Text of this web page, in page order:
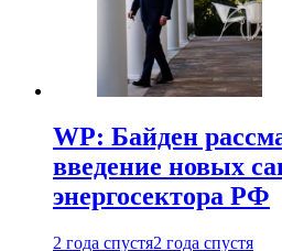
WP: Байден
введение новых
энергосектора РФ
2 года спустя2 года спустя